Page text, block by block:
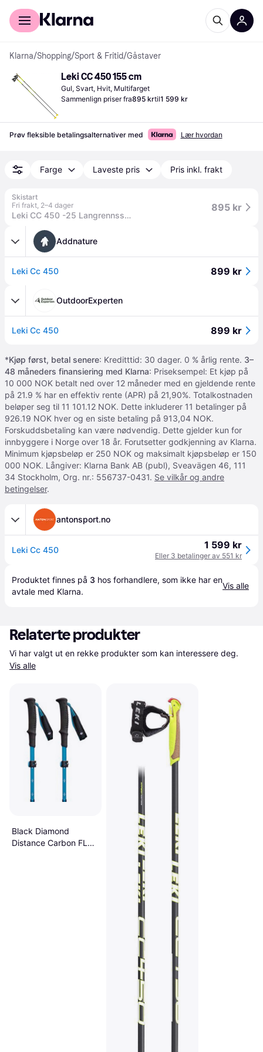
For kunder
Klarna/Shopping/Sport & Fritid/Gåstaver
Leki CC 450 155 cm
Gul, Svart, Hvit, Multifarget
Sammenlign priser fra895 krtil1 599 kr
Prøv fleksible betalingsalternativer med Lær hvordan
Farge Laveste pris Pris inkl. frakt
Skistart
Fri frakt, 2–4 dager
Leki CC 450 -25 Langrennsstaver, 155 CM
895 kr
Addnature
Leki Cc 450 899 kr
OutdoorExperten
Leki Cc 450 899 kr
*Kjøp først, betal senere: Kreditttid: 30 dager. 0 % årlig rente. 3–
48 måneders finansiering med Klarna: Priseksempel: Et kjøp på
10 000 NOK betalt ned over 12 måneder med en gjeldende rente
på 21.9 % har en effektiv rente (APR) på 21,90%. Totalkostnaden
beløper seg til 11 101.12 NOK. Dette inkluderer 11 betalinger på
926.19 NOK hver og en siste betaling på 913,04 NOK.
Forskuddsbetaling kan være nødvendig. Dette gjelder kun for
innbyggere i Norge over 18 år. Forutsetter godkjenning av Klarna.
Minimum kjøpsbeløp er 250 NOK og maksimalt kjøpsbeløp er 150
000 NOK. Långiver: Klarna Bank AB (publ), Sveavägen 46, 111
34 Stockholm, Org. nr.: 556737-0431. Se vilkår og andre
betingelser.
antonsport.no
Leki Cc 450 1 599 kr
Eller 3 betalinger av 551 kr
Produktet finnes på 3 hos forhandlere, som ikke har en
avtale med Klarna.
Vis alle
Relaterte produkter
Vis alle
Black Diamond
Distance Carbon FLZ